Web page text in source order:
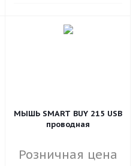
МЫШЬ SMART BUY 215 USB
проводная
Розничная цена